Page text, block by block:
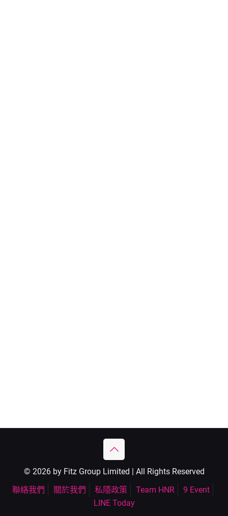
© 2026 by Fitz Group Limited | All Rights Reserved
聯絡我們
關於我們 私隱政策 Team HNR
9 Event
LINE Today